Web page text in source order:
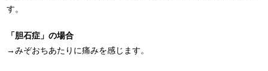
す。
「胆石症」の場合
→みぞおちあたりに痛みを感じます。